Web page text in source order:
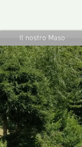
Il nostro Maso